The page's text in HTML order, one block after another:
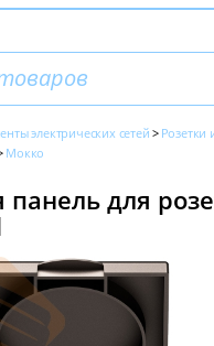
электрических сетей Розетки
Мокко
для